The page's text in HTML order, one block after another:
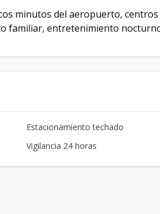
minutos del aeropuerto,
familiar, entretenimiento
Estacionamiento techado
Vigilancia 24 horas